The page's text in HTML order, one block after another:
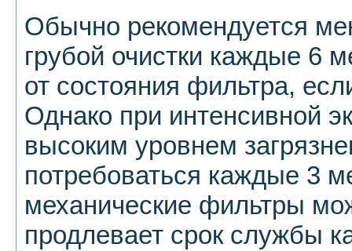
Обычно рекомендуется
грубой очистки каждые 6
от состояния фильтра,
Однако при интенсивной
высоким уровнем
потребоваться каждые 3
механические фильтры
продлевает срок службы